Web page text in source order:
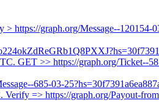
https://graph.org/Message--120154-
GET >> https://graph.org/Ticket--
685-03-
=> https://graph.org/Payout-